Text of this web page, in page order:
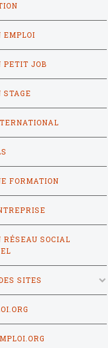
EMPLOI
PETIT JOB
STAGE
FORMATION
RÉSEAU SOCIAL
SITES